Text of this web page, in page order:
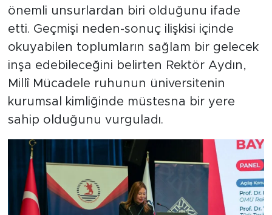
önemli unsurlardan biri olduğunu ifade
etti. Geçmişi neden-sonuç ilişkisi içinde
okuyabilen toplumların sağlam bir gelecek
inşa edebileceğini belirten Rektör Aydın,
Millî Mücadele ruhunun üniversitenin
kurumsal kimliğinde müstesna bir yere
sahip olduğunu vurguladı.